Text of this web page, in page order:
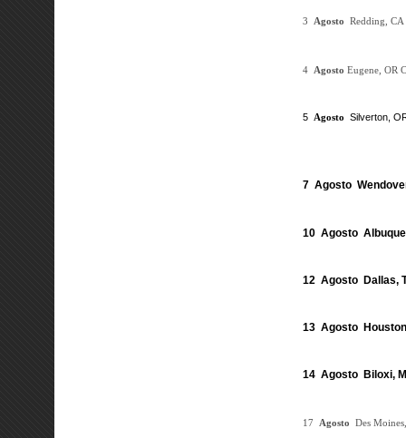
3 Agosto Redding, CA
4 Agosto Eugene, OR
5 Agosto Silverton,
7 Agosto
10 Agosto
12 Agosto Dallas,
13 Agosto
14 Agosto Biloxi,
17 Agosto Des